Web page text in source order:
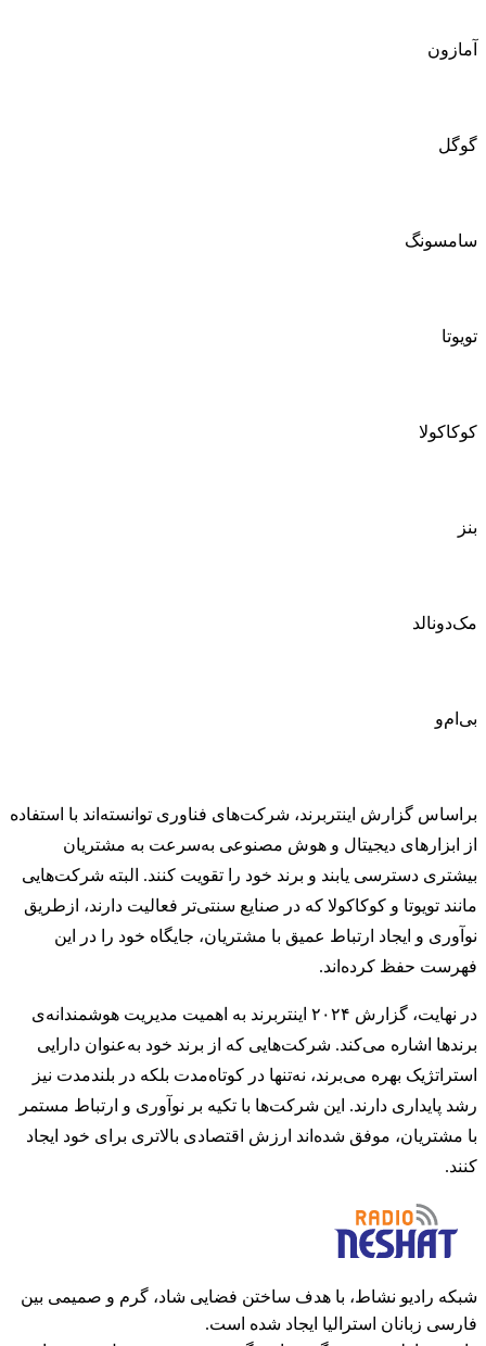
آمازون
گوگل
سامسونگ
تویوتا
کوکاکولا
بنز
مک‌دونالد
بی‌ام‌و
براساس گزارش اینتربرند، شرکت‌های فناوری توانسته‌اند با استفاده
از ابزارهای دیجیتال و هوش مصنوعی به‌سرعت به مشتریان
بیشتری دسترسی یابند و برند خود را تقویت کنند. البته شرکت‌هایی
مانند تویوتا و کوکاکولا که در صنایع سنتی‌تر فعالیت دارند، ازطریق
نوآوری و ایجاد ارتباط عمیق با مشتریان، جایگاه خود را در این
فهرست حفظ کرده‌اند.
در نهایت، گزارش ۲۰۲۴ اینتربرند به اهمیت مدیریت هوشمندانه‌ی
برندها اشاره می‌کند. شرکت‌هایی که از برند خود به‌عنوان دارایی
استراتژیک بهره می‌برند، نه‌تنها در کوتاه‌مدت بلکه در بلندمدت نیز
رشد پایداری دارند. این شرکت‌ها با تکیه بر نوآوری و ارتباط مستمر
با مشتریان، موفق شده‌اند ارزش اقتصادی بالاتری برای خود ایجاد
کنند.
شبکه رادیو نشاط، با هدف ساختن فضایی شاد، گرم و صمیمی بین
فارسی زبانان استرالیا ایجاد شده است.